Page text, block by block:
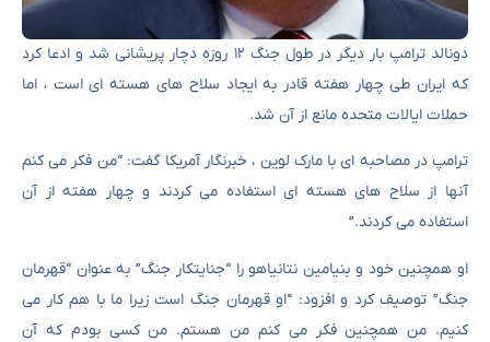
دونالد ترامپ بار دیگر در طول جنگ ۱۲ روزه دچار پریشانی شد و ادعا کرد
که ایران طی چهار هفته قادر به ایجاد سلاح های هسته ای است ، اما
حملات ایالات متحده مانع از آن شد.
ترامپ در مصاحبه ای با مارک لوین ، خبرنگار آمریکا گفت: “من فکر می کنم
آنها از سلاح های هسته ای استفاده می کردند و چهار هفته از آن
استفاده می کردند.”
او همچنین خود و بنیامین نتانیاهو را “جنایتکار جنگ” به عنوان “قهرمان
جنگ” توصیف کرد و افزود: “او قهرمان جنگ است زیرا ما با هم کار می
کنیم. من همچنین فکر می کنم من هستم. من کسی بودم که آن